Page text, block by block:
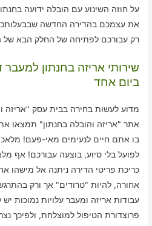
על חוזה השינוע עם הובלה ידועה
את עצמכם בהדירה החדשה
רק עבורכם לפתיחה של החלק הבא של
שירותי אריזה בחנתון למעבר
ביום אחד
מדוע לעשות בחירה בבית עסק "אריזה
אתר "אריזה והובלה בחנתון" תמצאו
בו אתם חיים לנעימים מאי-פעם!
לפועל בלי סיוע, בוצעה עבורכם! אף
כריכת פריטי הדירה ניתנה אל מישהו
אחורה, להיות "טרודים" אך ורק
עבודות אריזה ומעבר עלויות נמוכות יש
פרוצדורת הטיפול למוצלחת, ולפיכך